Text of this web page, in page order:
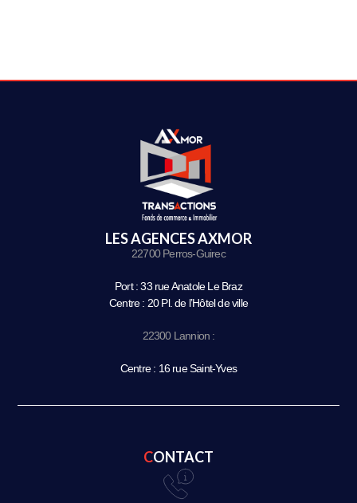
LES AGENCES AXMOR
22700 Perros-Guirec
Port : 33 rue Anatole Le Braz
Centre : 20 Pl. de l’Hôtel de ville
22300 Lannion :
Centre : 16 rue Saint-Yves
CONTACT